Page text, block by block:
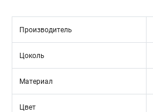
Производитель
Цоколь
Материал
Цвет